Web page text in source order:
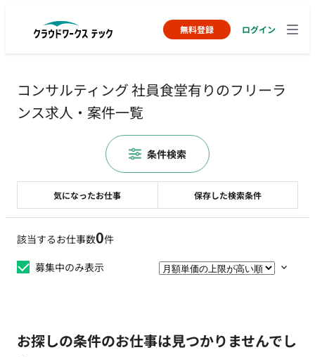
無料登録 ログイン
コンサルティング 社員食堂有りのフリーラ
ンス求人・案件一覧
該当するお仕事数0件
募集中のみ表示
お探しの条件のお仕事は見つかりませんでし
気になったお仕事 保存した検索条件
条件検索